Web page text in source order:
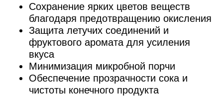
Сохранение ярких цветов веществ
благодаря предотвращению окисления
Защита летучих соединений и
фруктового аромата для усиления
вкуса
Минимизация микробной порчи
Обеспечение прозрачности сока и
чистоты конечного продукта